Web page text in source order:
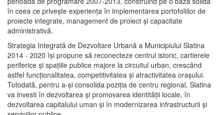
în ceea ce priveşte experienţa în implementarea portofoliilor de
proiecte integrate, management de proiect și capacitate
administrativă.
Strategia Integrată de Dezvoltare Urbană a Municipiului Slatina
2014 - 2020 își propune să reconecteze centrul istoric, cartierele
periferice şi spaţiile publice majore la circuitul urban, crescând
astfel funcţionalitatea, competitivitatea şi atractivitatea oraşului.
Totodată, pentru a-şi consolida poziţia de centru regional, Slatina
va investi în dezvoltarea şi promovarea identităţii locale, în
dezvoltarea capitalului uman şi în modernizarea infrastructurii şi